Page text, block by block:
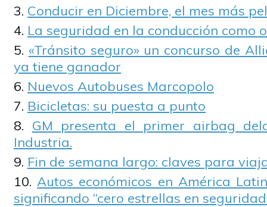
Conducir en Diciembre, el mes más
La seguridad en la conducción como
«Tránsito seguro» un concurso de
ya tiene ganador
Nuevos Autobuses Marcopolo
Bicicletas: su puesta a punto
GM presenta el primer airbag
Industria.
Fin de semana largo: claves para
Autos económicos en América
significando “cero estrellas en